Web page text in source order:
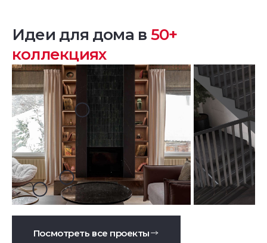
Идеи для дома в 50+
коллекциях
Посмотреть все проекты